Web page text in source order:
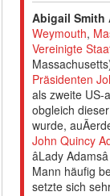
Abigail Smith
Weymouth,
Vereinigte
Präsidenten
als zweite US-
obgleich
wurde,
John Quincy
âLady
Mann häufig
setzte sich